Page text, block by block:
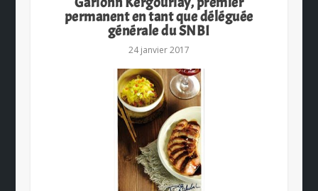
permanent en tant que déléguée
générale du SNBI
24 janvier 2017